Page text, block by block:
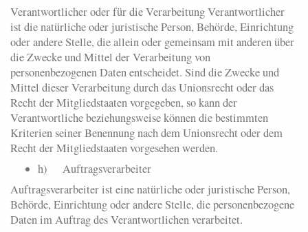
Verantwortlicher oder für die Verarbeitung Verantwortlicher
ist die natürliche oder juristische Person, Behörde, Einrichtung
oder andere Stelle, die allein oder gemeinsam mit anderen über
die Zwecke und Mittel der Verarbeitung von
personenbezogenen Daten entscheidet. Sind die Zwecke und
Mittel dieser Verarbeitung durch das Unionsrecht oder das
Recht der Mitgliedstaaten vorgegeben, so kann der
Verantwortliche beziehungsweise können die bestimmten
Kriterien seiner Benennung nach dem Unionsrecht oder dem
Recht der Mitgliedstaaten vorgesehen werden.
h) Auftragsverarbeiter
Auftragsverarbeiter ist eine natürliche oder juristische Person,
Behörde, Einrichtung oder andere Stelle, die personenbezogene
Daten im Auftrag des Verantwortlichen verarbeitet.